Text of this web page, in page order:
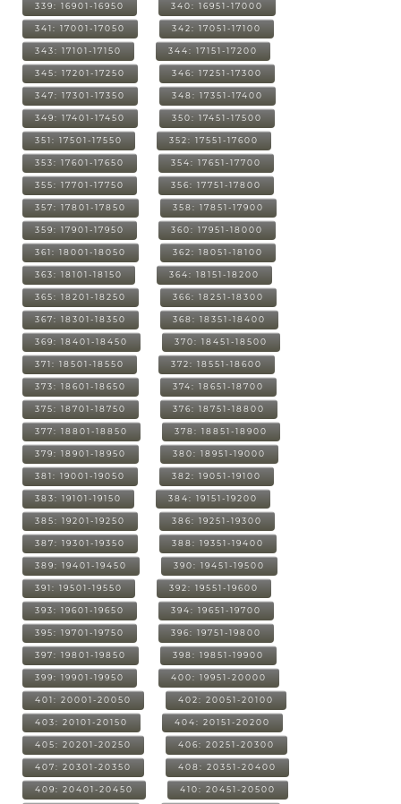
339: 16901-16950 340: 16951-17000
341: 17001-17050 342: 17051-17100
343: 17101-17150 344: 17151-17200
345: 17201-17250 346: 17251-17300
347: 17301-17350 348: 17351-17400
349: 17401-17450 350: 17451-17500
351: 17501-17550 352: 17551-17600
353: 17601-17650 354: 17651-17700
355: 17701-17750 356: 17751-17800
357: 17801-17850 358: 17851-17900
359: 17901-17950 360: 17951-18000
361: 18001-18050 362: 18051-18100
363: 18101-18150 364: 18151-18200
365: 18201-18250 366: 18251-18300
367: 18301-18350 368: 18351-18400
369: 18401-18450 370: 18451-18500
371: 18501-18550 372: 18551-18600
373: 18601-18650 374: 18651-18700
375: 18701-18750 376: 18751-18800
377: 18801-18850 378: 18851-18900
379: 18901-18950 380: 18951-19000
381: 19001-19050 382: 19051-19100
383: 19101-19150 384: 19151-19200
385: 19201-19250 386: 19251-19300
387: 19301-19350 388: 19351-19400
389: 19401-19450 390: 19451-19500
391: 19501-19550 392: 19551-19600
393: 19601-19650 394: 19651-19700
395: 19701-19750 396: 19751-19800
397: 19801-19850 398: 19851-19900
399: 19901-19950 400: 19951-20000
401: 20001-20050 402: 20051-20100
403: 20101-20150 404: 20151-20200
405: 20201-20250 406: 20251-20300
407: 20301-20350 408: 20351-20400
409: 20401-20450 410: 20451-20500